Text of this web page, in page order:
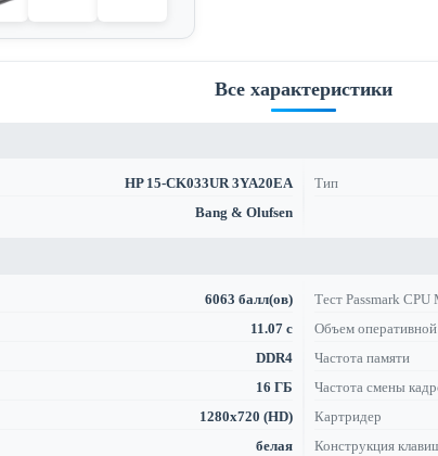
Все характеристики
HP 15-CK033UR 3YA20EA Тип
Bang & Olufsen
6063 балл(ов) Тест Passmark CPU
11.07 с Объем
DDR4 Частота памяти
16 ГБ Частота смены
1280x720 (HD) Картридер
белая Конструкция